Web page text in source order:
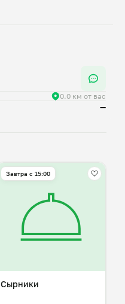
0.0 км от вас
—
Завтра c 15:00
Сырники